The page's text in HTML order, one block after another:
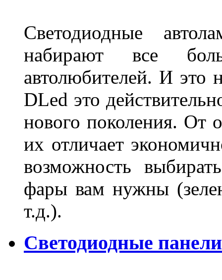
Светодиодные
набирают все
автолюбителей. И это
DLed это
нового поколения. От
их отличает
возможность
фары вам нужны
т.д.).
Светодиодные